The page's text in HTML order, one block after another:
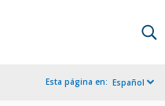
Esta página en: Español